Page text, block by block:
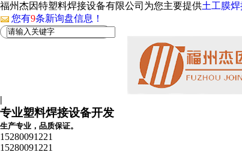
福州杰因特塑料焊接设备有限公司为您主要提供土工膜
您有9条新询盘信息！
|
专业塑料焊接设备开发
生产专业，品质保证。
15280091221
15280091221